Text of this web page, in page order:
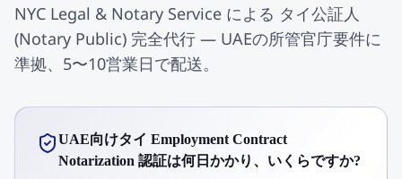
NYC Legal & Notary Service による タイ公証人
(Notary Public) 完全代行 — UAEの所管官庁要件に
準拠、5〜10営業日で配送。
UAE向けタイ Employment Contract
Notarization 認証は何日かかり、いくらですか?